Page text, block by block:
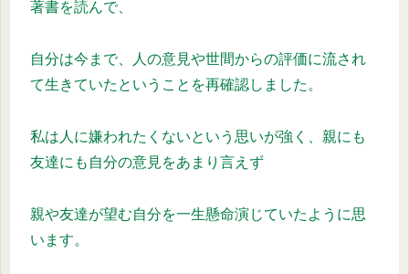
著書を読んで、
自分は今まで、人の意見や世間からの評価に流され
て生きていたということを再確認しました。
私は人に嫌われたくないという思いが強く、親にも
友達にも自分の意見をあまり言えず
親や友達が望む自分を一生懸命演じていたように思
います。